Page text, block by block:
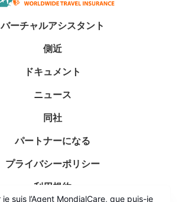
バーチャルアシスタント
側近
ドキュメント
ニュース
同社
パートナーになる
プライバシーポリシー
利用規約